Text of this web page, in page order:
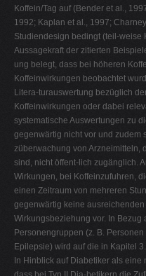
Koffein/Tag auf (Bender et al.,
1992; Kaplan et al., 1997;
Studiendesign bedingt (teil-weise
Aussagekraft der zitierten
ung belegt, dass bei höheren
Koffeinwirkungen beobachtet
Litera-turauswertung bezüglich
Koffeinwirkungen oder dabei
systematische Auswertungen zu
gegenwärtig nicht vor und zudem
züberwachung von Arzneimitteln,
sind, nicht öffent-lich zugänglich.
Wirkungen, bei Koffeinzufuhren,
einen Zeitraum von mehreren
gegenwärtig keine
Wirkungsbeziehung vor. In
Personengruppen (z. B.
Epilepsie) wird auf die in Kapitel
In Hinblick auf Diabetiker als